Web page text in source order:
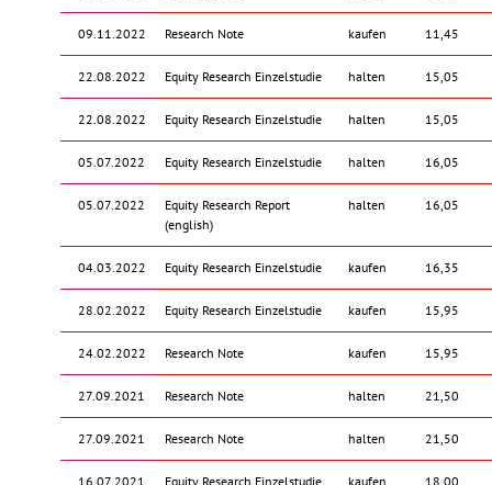
09.11.2022 Research Note kaufen 11,45
22.08.2022 Equity Research Einzelstudie halten 15,05
22.08.2022 Equity Research Einzelstudie halten 15,05
05.07.2022 Equity Research Einzelstudie halten 16,05
05.07.2022
Equity Research Report
(english)
halten 16,05
04.03.2022 Equity Research Einzelstudie kaufen 16,35
28.02.2022 Equity Research Einzelstudie kaufen 15,95
24.02.2022 Research Note kaufen 15,95
27.09.2021 Research Note halten 21,50
27.09.2021 Research Note halten 21,50
16.07.2021 Equity Research Einzelstudie kaufen 18,00